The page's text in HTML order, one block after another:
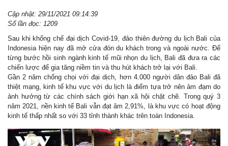
Cập nhật: 29/11/2021 09:14:39
Số lần đọc: 1209
Sau khi khống chế đại dịch Covid-19, đảo thiên đường du lịch Bali của
Indonesia hiện nay đã mở cửa đón du khách trong và ngoài nước. Để
từng bước hồi sinh ngành kinh tế mũi nhọn du lịch, Bali đã đưa ra các
chiến lược để gia tăng niềm tin và thu hút khách trở lại với Bali.
Gần 2 năm chống chọi với đại dịch, hơn 4.000 người dân đảo Bali đã
thiệt mạng, kinh tế khu vực với du lịch là điểm tựa trở nên ảm đạm do
ảnh hưởng từ các chính sách giới hạn xã hội chặt chẽ. Trong quý 3
năm 2021, nền kinh tế Bali vẫn đạt âm 2,91%, là khu vực có hoạt động
kinh tế thấp nhất so với 33 tỉnh thành khác trên toàn Indonesia.